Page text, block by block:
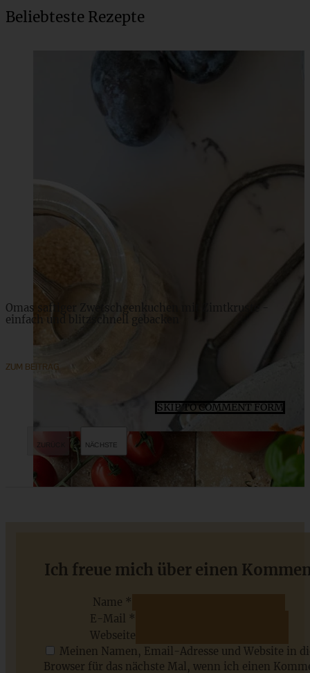
Zimt-Haferflocken-Cookies – glutenfrei und
Bratapfeltorte mit Orangen-Zimt-Creme und Karamell-
Beliebteste Rezepte
Omas saftiger Zwetschgenkuchen mit Zimtkruste -
einfach und blitzschnell gebacken
ZUM BEITRAG
SKIP TO COMMENT FORM
Ich freue mich über einen
Name *
E-Mail *
Webseite
Meinen Namen, Email-Adresse und Website in
Browser für das nächste Mal, wenn ich einen